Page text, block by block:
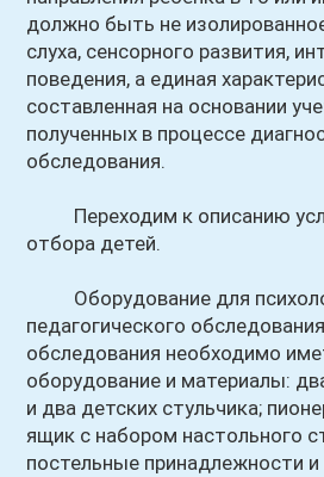
должно быть не
слуха, сенсорного развития,
поведения, а единая
составленная на основании
полученных в процессе
обследования.
Переходим к описанию
отбора детей.
Оборудование для
педагогического
обследования необходимо
оборудование и материалы:
и два детских стульчика;
ящик с набором настольного
постельные принадлежности